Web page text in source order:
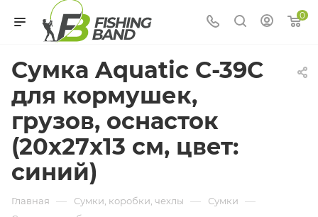
0
Сумка Aquatic С-39С
для кормушек,
грузов, оснасток
(20х27х13 см, цвет:
синий)
Главная — Сумки, коробки, чехлы — Сумки —